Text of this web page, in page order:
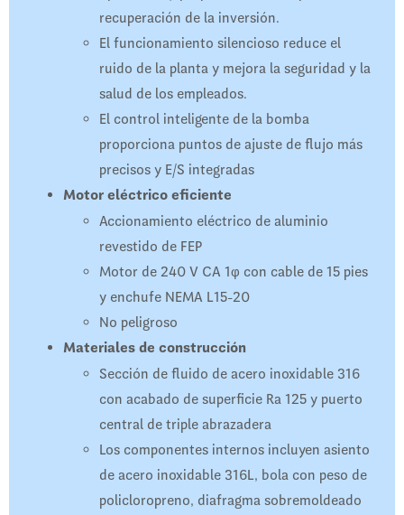
recuperación de la inversión.
El funcionamiento silencioso reduce el
ruido de la planta y mejora la seguridad y la
salud de los empleados.
El control inteligente de la bomba
proporciona puntos de ajuste de flujo más
precisos y E/S integradas
Motor eléctrico eficiente
Accionamiento eléctrico de aluminio
revestido de FEP
Motor de 240 V CA 1φ con cable de 15 pies
y enchufe NEMA L15-20
No peligroso
Materiales de construcción
Sección de fluido de acero inoxidable 316
con acabado de superficie Ra 125 y puerto
central de triple abrazadera
Los componentes internos incluyen asiento
de acero inoxidable 316L, bola con peso de
policloropreno, diafragma sobremoldeado